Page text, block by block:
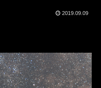
2019.09.09